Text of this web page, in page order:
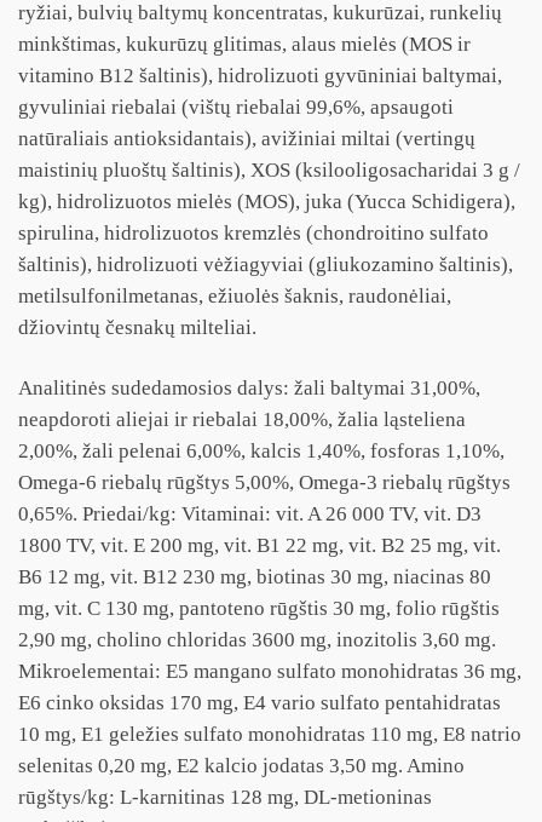
ryžiai, bulvių baltymų koncentratas, kukurūzai, runkelių
minkštimas, kukurūzų glitimas, alaus mielės (MOS ir
vitamino B12 šaltinis), hidrolizuoti gyvūniniai baltymai,
gyvuliniai riebalai (vištų riebalai 99,6%, apsaugoti
natūraliais antioksidantais), avižiniai miltai (vertingų
maistinių pluoštų šaltinis), XOS (ksilooligosacharidai 3 g /
kg), hidrolizuotos mielės (MOS), juka (Yucca Schidigera),
spirulina, hidrolizuotos kremzlės (chondroitino sulfato
šaltinis), hidrolizuoti vėžiagyviai (gliukozamino šaltinis),
metilsulfonilmetanas, ežiuolės šaknis, raudonėliai,
džiovintų česnakų milteliai.
Analitinės sudedamosios dalys: žali baltymai 31,00%,
neapdoroti aliejai ir riebalai 18,00%, žalia ląsteliena
2,00%, žali pelenai 6,00%, kalcis 1,40%, fosforas 1,10%,
Omega-6 riebalų rūgštys 5,00%, Omega-3 riebalų rūgštys
0,65%. Priedai/kg: Vitaminai: vit. A 26 000 TV, vit. D3
1800 TV, vit. E 200 mg, vit. B1 22 mg, vit. B2 25 mg, vit.
B6 12 mg, vit. B12 230 mg, biotinas 30 mg, niacinas 80
mg, vit. C 130 mg, pantoteno rūgštis 30 mg, folio rūgštis
2,90 mg, cholino chloridas 3600 mg, inozitolis 3,60 mg.
Mikroelementai: E5 mangano sulfato monohidratas 36 mg,
E6 cinko oksidas 170 mg, E4 vario sulfato pentahidratas
10 mg, E1 geležies sulfato monohidratas 110 mg, E8 natrio
selenitas 0,20 mg, E2 kalcio jodatas 3,50 mg. Amino
rūgštys/kg: L-karnitinas 128 mg, DL-metioninas